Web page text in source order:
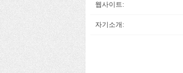
웹사이트:
자기소개: